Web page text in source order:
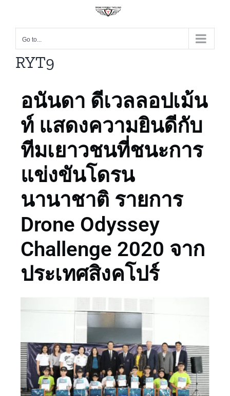
Go to...
RYT9
อนันดา ดีเวลลอปเม้น
ท์ แสดงความยินดีกับ
ทีมเยาวชนที่ชนะการ
แข่งขันโดรน
นานาชาติ รายการ
Drone Odyssey
Challenge 2020 จาก
ประเทศสิงคโปร์